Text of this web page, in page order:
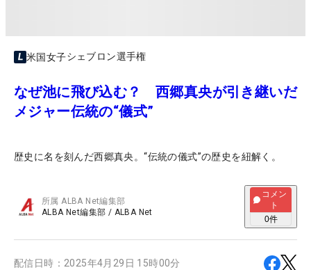
米国女子シェブロン選手権
なぜ池に飛び込む？ 西郷真央が引き継いだ
メジャー伝統の“儀式”
歴史に名を刻んだ西郷真央。“伝統の儀式”の歴史を紐解く。
所属ALBA Net編集部
ALBA Net編集部 / ALBA Net
コメン
ト
0件
配信日時： 2025年4月29日 15時00分